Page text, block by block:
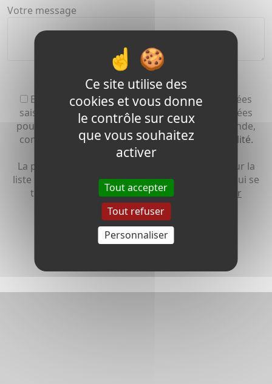
Votre message
En cochant cette case, j’accepte que les données
saisies dans le formulaire ci-dessus soient utilisées
pour me recontacter dans le cadre de ma demande,
conformément ànotre politique de confidentialité.
La possibilité vous est offerte de vous inscrire sur la
liste d’opposition au démarchage téléphonique qui se
trouve sur le site Internetwww.bloctel.gouv.fr
Envoyer
Ce site utilise des
cookies et vous donne
le contrôle sur ceux
que vous souhaitez
activer
Tout accepter
Tout refuser
Personnaliser